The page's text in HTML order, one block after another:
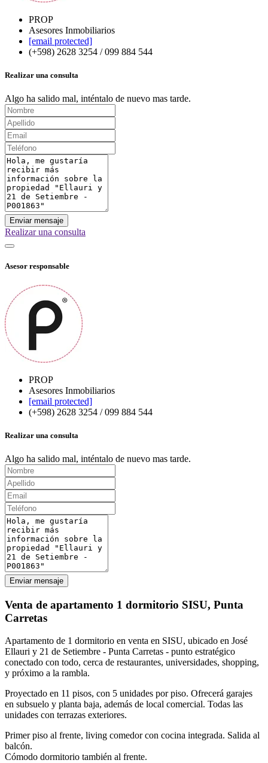
PROP
Asesores Inmobiliarios
[email protected]
(+598) 2628 3254 / 099 884 544
Realizar una consulta
Algo ha salido mal, inténtalo de nuevo mas tarde.
Enviar mensaje
Realizar una consulta
Asesor responsable
PROP
Asesores Inmobiliarios
[email protected]
(+598) 2628 3254 / 099 884 544
Realizar una consulta
Algo ha salido mal, inténtalo de nuevo mas tarde.
Enviar mensaje
Venta de apartamento 1 dormitorio SISU, Punta
Carretas
Apartamento de 1 dormitorio en venta en SISU, ubicado en José
Ellauri y 21 de Setiembre - Punta Carretas - punto estratégico
conectado con todo, cerca de restaurantes, universidades, shopping,
y próximo a la rambla.
Proyectado en 11 pisos, con 5 unidades por piso. Ofrecerá garajes
en subsuelo y planta baja, además de local comercial. Todas las
unidades con terrazas exteriores.
Primer piso al frente, living comedor con cocina integrada. Salida al
balcón.
Cómodo dormitorio también al frente.